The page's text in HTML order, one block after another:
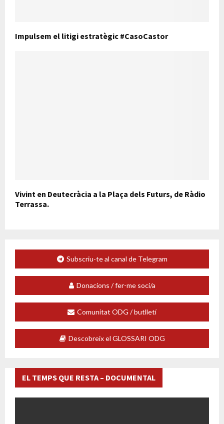
Impulsem el litigi estratègic #CasoCastor
Vivint en Deutecràcia a la Plaça dels Futurs, de Ràdio
Terrassa.
Subscriu-te al canal de Telegram
Donacions / fer-me soci/a
Comunitat ODG / butlletí
Descobreix el GLOSSARI ODG
EL TEMPS QUE RESTA – DOCUMENTAL